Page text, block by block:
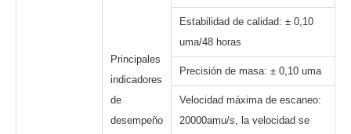
Principales
indicadores
de
desempeño
Estabilidad de calidad: ± 0,10
uma/48 horas
Precisión de masa: ± 0,10 uma
Velocidad máxima de escaneo:
20000amu/s, la velocidad se